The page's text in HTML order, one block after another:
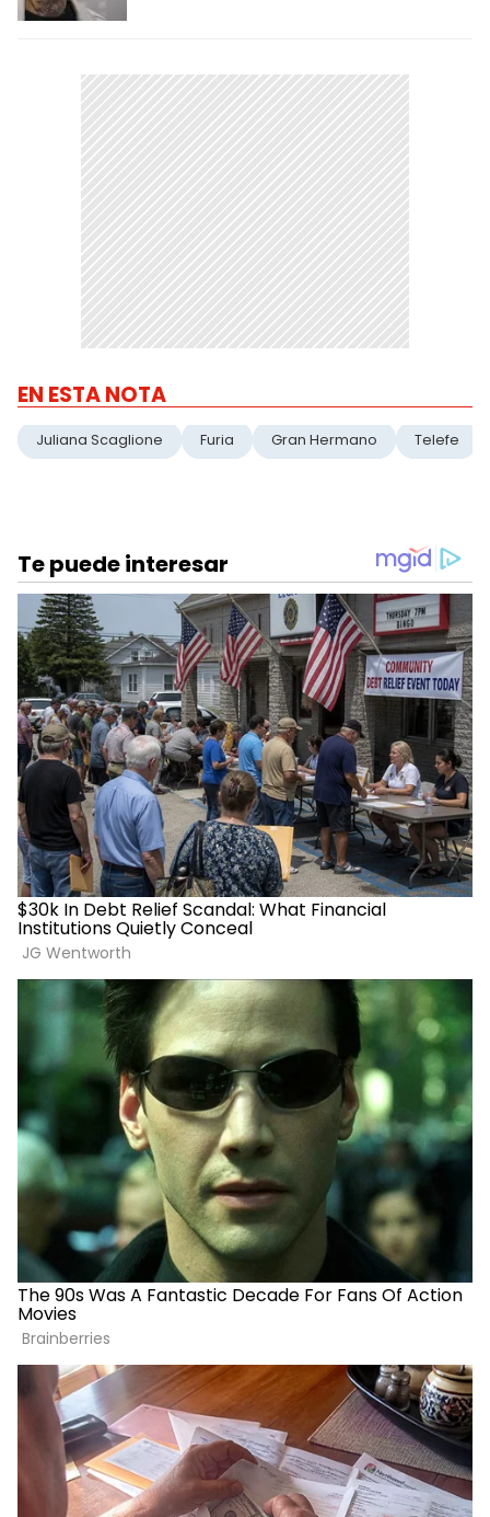
EN ESTA NOTA
Juliana Scaglione Furia Gran Hermano Telefe